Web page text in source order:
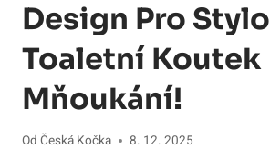
Design Pro
Toaletní Koutek
Mňoukání!
Od Česká Kočka 8. 12. 2025